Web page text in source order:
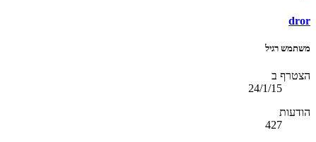
dror
משתמש רגיל
הצטרף ב
24/1/15
הודעות
427